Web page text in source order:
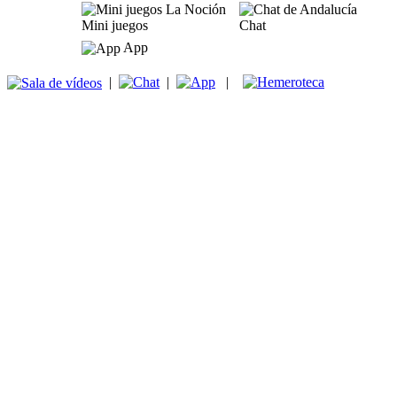
Mini juegos
Chat
App
| | |